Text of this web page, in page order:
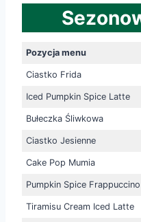
Pozycja menu
Ciastko Frida
Iced Pumpkin Spice Latte
Bułeczka Śliwkowa
Ciastko Jesienne
Cake Pop Mumia
Pumpkin Spice Frappuccino
Tiramisu Cream Iced Latte